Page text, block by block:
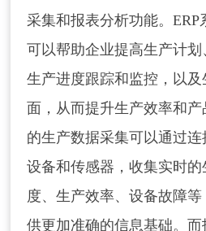
采集和报表分析功能。
可以帮助企业提高生产计划
生产进度跟踪和监控，以
面，从而提升生产效率和
的生产数据采集可以通过
设备和传感器，收集实时
度、生产效率、设备故障
供更加准确的信息基础。